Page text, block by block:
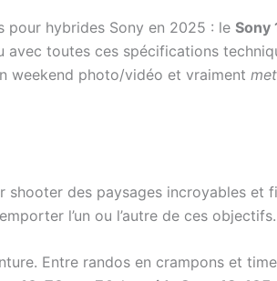
pour hybrides Sony en 2025 : le Sony
avec toutes ces spécifications
weekend photo/vidéo et vraiment
des paysages incroyables et
l’un ou l’autre de ces objectifs.
Entre randos en crampons et